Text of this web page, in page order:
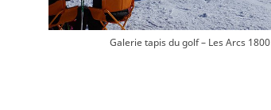
Galerie tapis du golf – Les Arcs 1800